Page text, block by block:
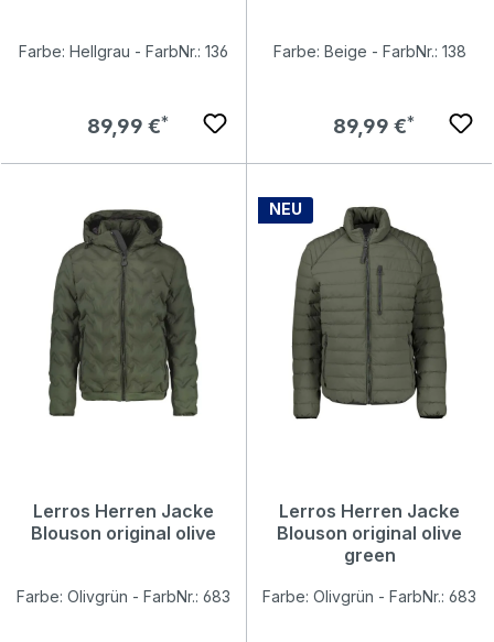
Farbe: Hellgrau - FarbNr.: 136
Regulärer Preis:
89,99 €
Farbe: Beige - FarbNr.: 138
Regulärer Preis:
89,99 €
Lerros Herren Jacke
Blouson original olive
Farbe: Olivgrün - FarbNr.: 683
NEU
Lerros Herren Jacke
Blouson original olive
green
Farbe: Olivgrün - FarbNr.: 683